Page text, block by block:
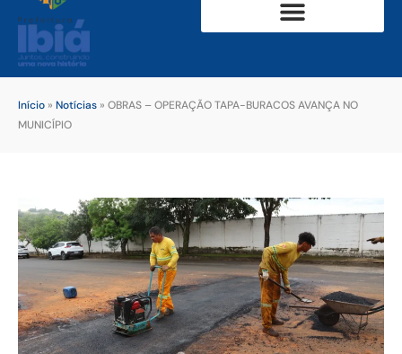
Início » Notícias » OBRAS – OPERAÇÃO TAPA-BURACOS AVANÇA NO
MUNICÍPIO